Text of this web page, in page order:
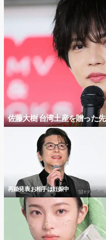
佐藤大樹 台湾土産を贈った
再婚発表 お相手は妊娠中